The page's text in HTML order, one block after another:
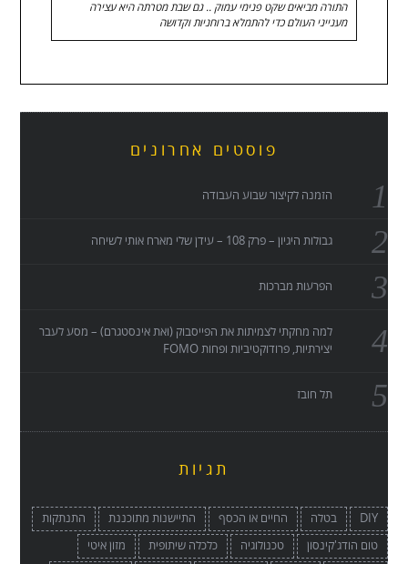
התורה מביאים שקט פנימי עמוק .. גם שבת מטרתה היא עצירה
מענייני העולם כדי להתמלא ברוחניות וקדושה
פוסטים אחרונים
הזמנה לקיצור שבוע העבודה
גבולות היגיון – פרק 108 – עידן שלי מארח אותי לשיחה
הפרעות מברכות
למה מחקתי לצמיתות את הפייסבוק (ואת אינסטגרם) – מסע לעבר
יצירתיות, פרודוקטיביות ופחות FOMO
תל חובז
תגיות
DIY בטלה החיים או הכסף התיישנות מתוכננת
התנתקות
טום הודג'קינסון
טכנולוגיה כלכלה שיתופית
מזון איטי